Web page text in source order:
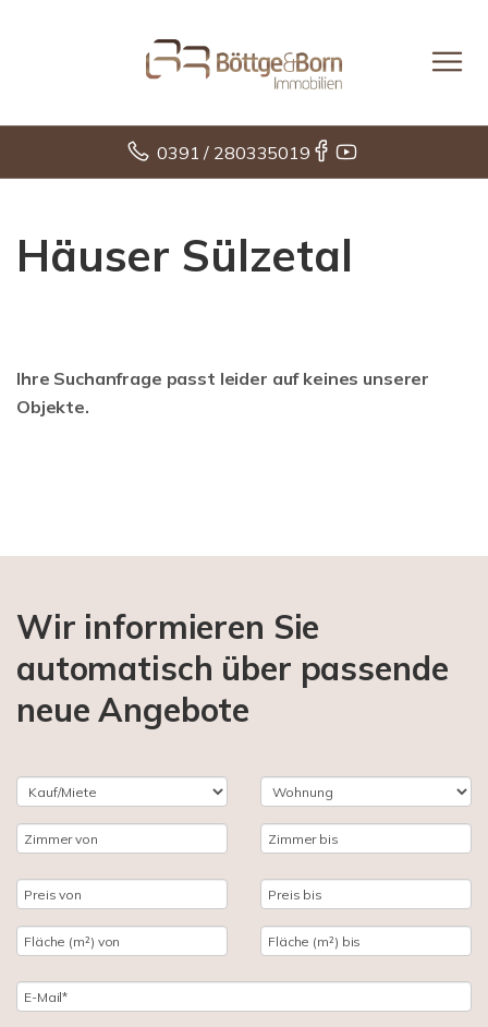
0391 / 280335019
Häuser Sülzetal
Ihre Suchanfrage passt leider auf keines unserer
Objekte.
Wir informieren Sie
automatisch über passende
neue Angebote